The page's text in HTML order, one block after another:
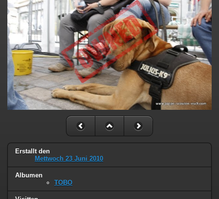
Erstallt den
Mettwoch 23 Juni 2010
Albumen
TOBO